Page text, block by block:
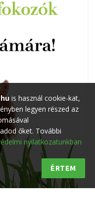
is használ cookie-kat,
legyen részed az
őket. További
nyilatkozatunkban
ÉRTEM